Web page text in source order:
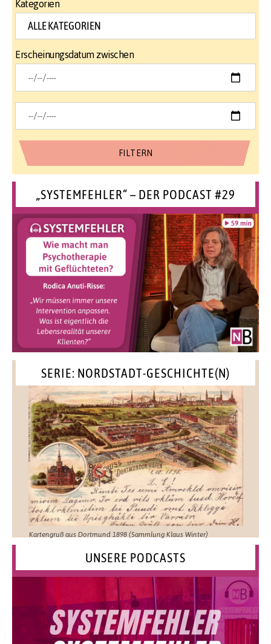
Kategorien
Erscheinungsdatum zwischen
„SYSTEMFEHLER“ – DER PODCAST #29
SERIE: NORDSTADT-GESCHICHTE(N)
Kartengruß aus Dortmund 1898 (Sammlung Klaus Winter)
UNSERE PODCASTS